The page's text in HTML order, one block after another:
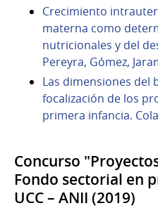
Crecimiento
materna como
nutricionales y del
Pereyra, Gómez,
Las dimensiones del
focalización de los
primera infancia.
Concurso
Fondo sectorial en
UCC – ANII (2019)